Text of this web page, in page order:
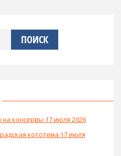
на консервы 17 июля 2026
кототема 17 июля